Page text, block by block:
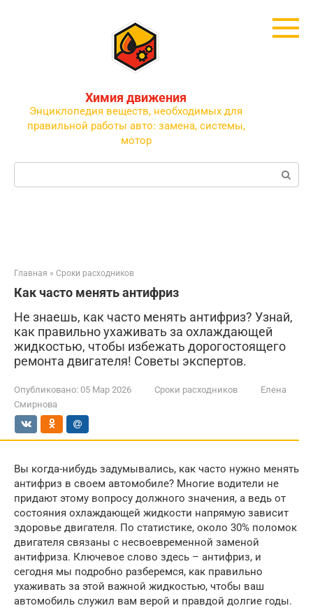
Химия движения
Энциклопедия веществ, необходимых для
правильной работы авто: замена, системы,
мотор
Поиск:
Главная » Сроки расходников
Как часто менять антифриз
Не знаешь, как часто менять антифриз? Узнай,
как правильно ухаживать за охлаждающей
жидкостью, чтобы избежать дорогостоящего
ремонта двигателя! Советы экспертов.
Опубликовано: 05 Мар 2026 Сроки расходников
Елена
Смирнова
Вы когда-нибудь задумывались, как часто нужно менять
антифриз в своем автомобиле? Многие водители не
придают этому вопросу должного значения, а ведь от
состояния охлаждающей жидкости напрямую зависит
здоровье двигателя. По статистике, около 30% поломок
двигателя связаны с несвоевременной заменой
антифриза. Ключевое слово здесь – антифриз, и
сегодня мы подробно разберемся, как правильно
ухаживать за этой важной жидкостью, чтобы ваш
автомобиль служил вам верой и правдой долгие годы.